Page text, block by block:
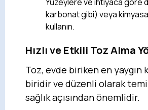
karbonat gibi) veya
kullanın.
Hızlı ve Etkili Toz Alma
Toz, evde biriken en yaygın
biridir ve düzenli olarak
sağlık açısından önemlidir.